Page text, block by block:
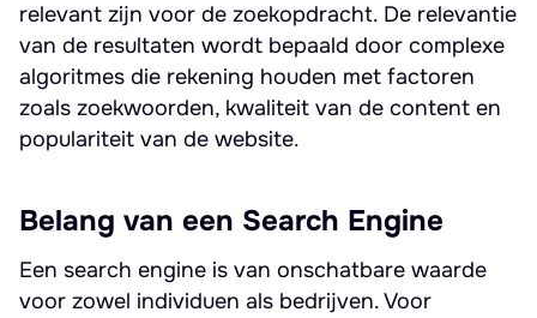
relevant zijn voor de zoekopdracht. De relevantie
van de resultaten wordt bepaald door complexe
algoritmes die rekening houden met factoren
zoals zoekwoorden, kwaliteit van de content en
populariteit van de website.
Belang van een Search Engine
Een search engine is van onschatbare waarde
voor zowel individuen als bedrijven. Voor